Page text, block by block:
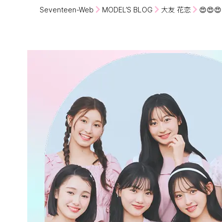
Seventeen-Web MODEL’S BLOG 大友 花恋